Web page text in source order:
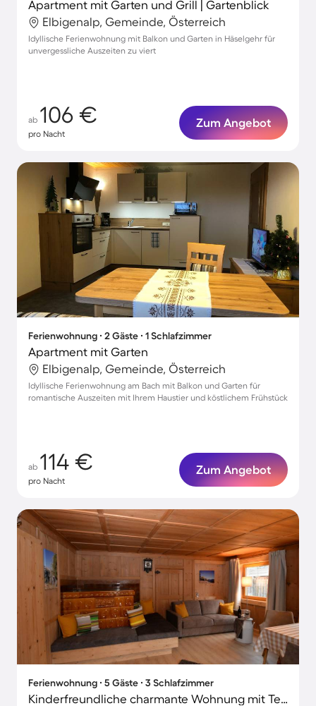
Apartment mit Garten und Grill | Gartenblick
Elbigenalp, Gemeinde, Österreich
Idyllische Ferienwohnung mit Balkon und Garten in Häselgehr für
unvergessliche Auszeiten zu viert
ab 106 €
pro Nacht
Zum Angebot
Ferienwohnung ∙ 2 Gäste ∙ 1 Schlafzimmer
Apartment mit Garten
Elbigenalp, Gemeinde, Österreich
Idyllische Ferienwohnung am Bach mit Balkon und Garten für
romantische Auszeiten mit Ihrem Haustier und köstlichem Frühstück
ab 114 €
pro Nacht
Zum Angebot
Ferienwohnung ∙ 5 Gäste ∙ 3 Schlafzimmer
Kinderfreundliche charmante Wohnung mit Terrasse